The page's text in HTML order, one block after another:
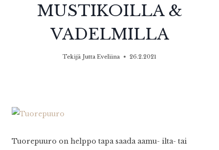
MUSTIKOILLA &
VADELMILLA
Tekijä Jutta Eveliina 26.2.2021
Tuorepuuro on helppo tapa saada aamu- ilta- tai